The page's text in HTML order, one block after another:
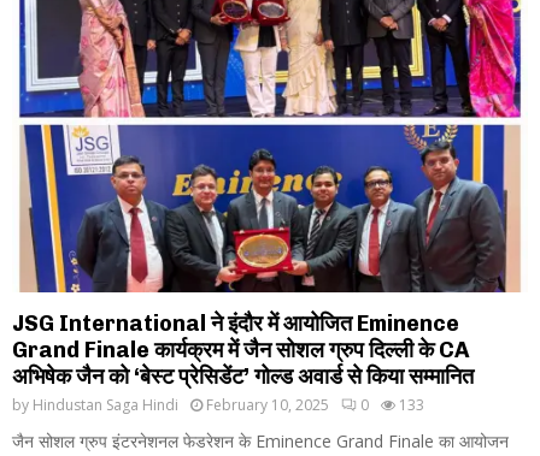
JSG International ने इंदौर में आयोजित Eminence
Grand Finale कार्यक्रम में जैन सोशल ग्रुप दिल्ली के CA
अभिषेक जैन को ‘बेस्ट प्रेसिडेंट’ गोल्ड अवार्ड से किया सम्मानित
by Hindustan Saga Hindi February 10, 2025 0 133
जैन सोशल ग्रुप इंटरनेशनल फेडरेशन के Eminence Grand Finale का आयोजन